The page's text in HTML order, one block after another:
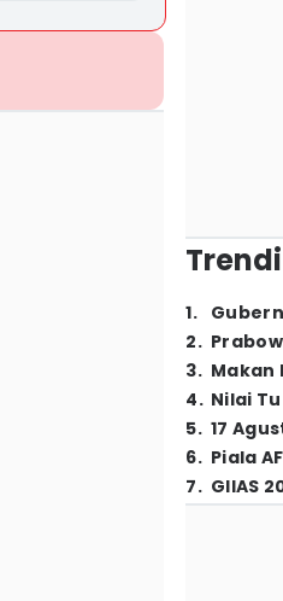
1.
2.
3. Makan
4. Nilai
5. 17
6. Piala
7. GIIAS